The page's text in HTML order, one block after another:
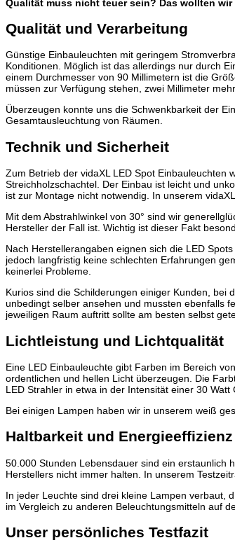
Qualität muss nicht teuer sein? Das wollten
Qualität und Verarbeitung
Günstige Einbauleuchten mit geringem
Konditionen. Möglich ist das allerdings nur durch
einem Durchmesser von 90 Millimetern ist die
müssen zur Verfügung stehen, zwei Millimeter
Überzeugen konnte uns die Schwenkbarkeit der
Gesamtausleuchtung von Räumen.
Technik und Sicherheit
Zum Betrieb der vidaXL LED Spot Einbauleuchten
Streichholzschachtel. Der Einbau ist leicht und
ist zur Montage nicht notwendig. In unserem
Mit dem Abstrahlwinkel von 30° sind wir
Hersteller der Fall ist. Wichtig ist dieser Fakt
Nach Herstellerangaben eignen sich die LED
jedoch langfristig keine schlechten Erfahrungen
keinerlei Probleme.
Kurios sind die Schilderungen einiger Kunden, bei
unbedingt selber ansehen und mussten ebenfalls
jeweiligen Raum auftritt sollte am besten selbst
Lichtleistung und Lichtqualität
Eine LED Einbauleuchte gibt Farben im Bereich
ordentlichen und hellen Licht überzeugen. Die
LED Strahler in etwa in der Intensität einer 30
Bei einigen Lampen haben wir in unserem weiß
Haltbarkeit und Energieeffizienz
50.000 Stunden Lebensdauer sind ein erstaunlich
Herstellers nicht immer halten. In unserem
In jeder Leuchte sind drei kleine Lampen verbaut,
im Vergleich zu anderen Beleuchtungsmitteln auf
Unser persönliches Testfazit